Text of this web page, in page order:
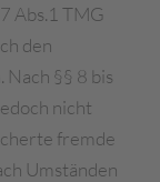
Abs.1 TMG
den
§§ 8 bis
nicht
fremde
Umständen